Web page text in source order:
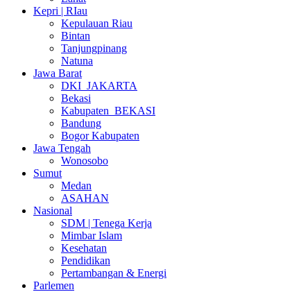
Kepri | RIau
Kepulauan Riau
Bintan
Tanjungpinang
Natuna
Jawa Barat
DKI_JAKARTA
Bekasi
Kabupaten_BEKASI
Bandung
Bogor Kabupaten
Jawa Tengah
Wonosobo
Sumut
Medan
ASAHAN
Nasional
SDM | Tenega Kerja
Mimbar Islam
Kesehatan
Pendidikan
Pertambangan & Energi
Parlemen